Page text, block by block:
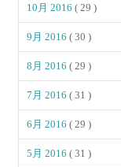
10月 2016( 29 )
9月 2016( 30 )
8月 2016( 29 )
7月 2016( 31 )
6月 2016( 29 )
5月 2016( 31 )